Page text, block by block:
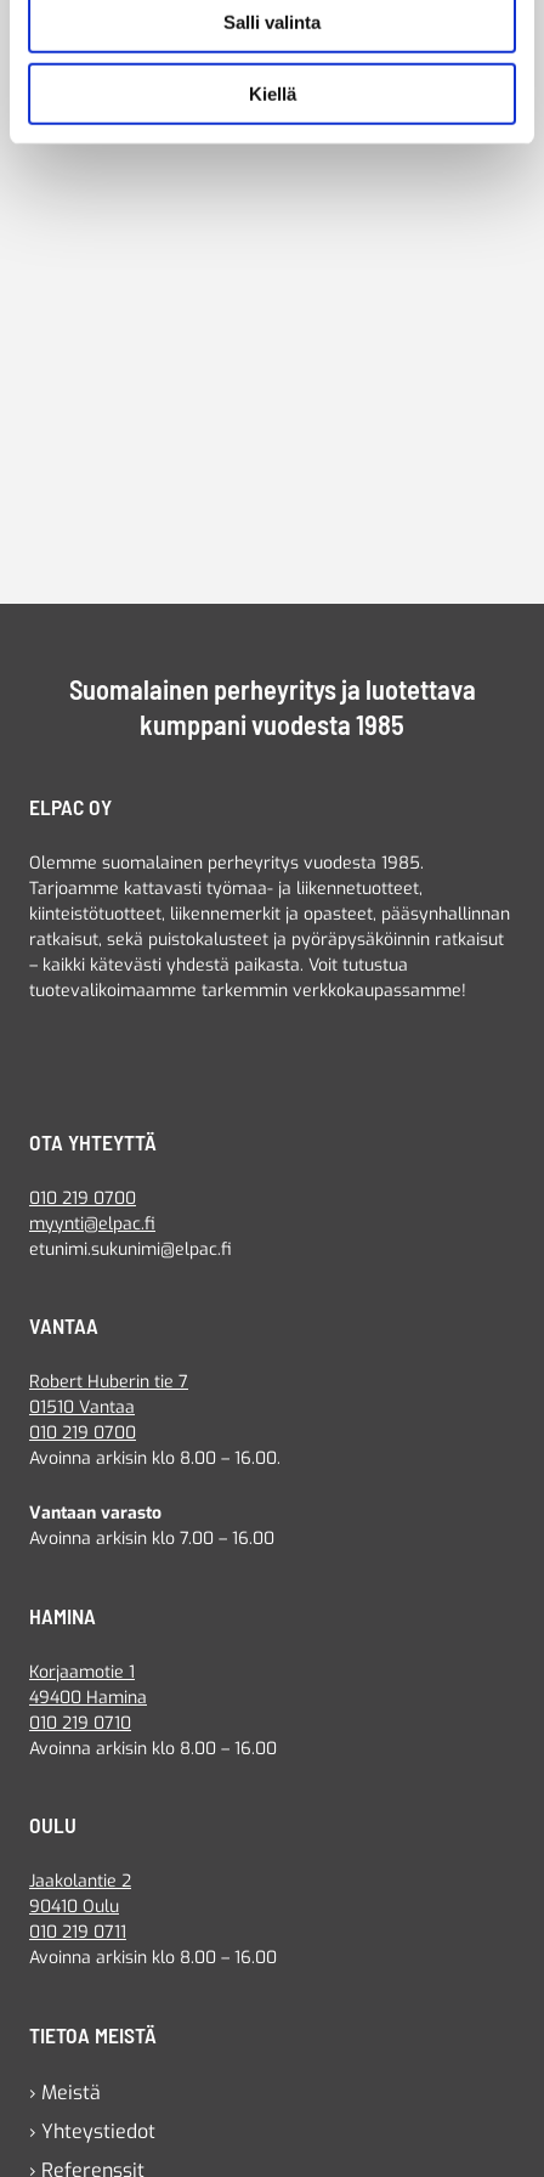
Salli valinta
Kiellä
Alan parhaat merkit
Suomalainen perheyritys ja luotettava
kumppani vuodesta 1985
ELPAC OY
Olemme suomalainen perheyritys vuodesta 1985.
Tarjoamme kattavasti työmaa- ja liikennetuotteet,
kiinteistötuotteet, liikennemerkit ja opasteet, pääsynhallinnan
ratkaisut, sekä puistokalusteet ja pyöräpysäköinnin ratkaisut
– kaikki kätevästi yhdestä paikasta. Voit tutustua
tuotevalikoimaamme tarkemmin verkkokaupassamme!
OTA YHTEYTTÄ
010 219 0700
myynti@elpac.fi
etunimi.sukunimi@elpac.fi
VANTAA
Robert Huberin tie 7
01510 Vantaa
010 219 0700
Avoinna arkisin klo 8.00 – 16.00.
Vantaan varasto
Avoinna arkisin klo 7.00 – 16.00
HAMINA
Korjaamotie 1
49400 Hamina
010 219 0710
Avoinna arkisin klo 8.00 – 16.00
OULU
Jaakolantie 2
90410 Oulu
010 219 0711
Avoinna arkisin klo 8.00 – 16.00
TIETOA MEISTÄ
› Meistä
› Yhteystiedot
› Referenssit